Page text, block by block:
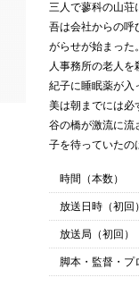
三人で蓼科の山荘
吾は会社からの呼
がらせが始まった
人事務所の老人
紀子に睡眠薬が入
美は朝までには必
谷の橋が激流に流
子を待っていたの
時間（本数）
放送日時（初回
放送局（初回）
脚本・監督・プ